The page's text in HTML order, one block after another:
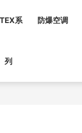
系
列
防爆空调